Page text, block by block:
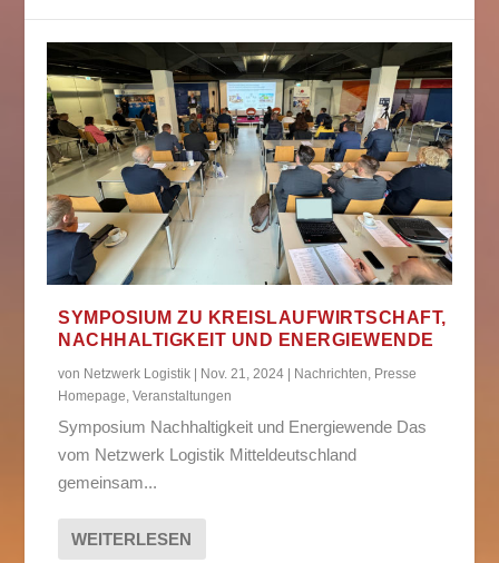
SYMPOSIUM ZU KREISLAUFWIRTSCHAFT,
NACHHALTIGKEIT UND ENERGIEWENDE
von Netzwerk Logistik Nov. 21, 2024 Nachrichten, Presse
Homepage,Veranstaltungen
Symposium Nachhaltigkeit und Energiewende Das
vom Netzwerk Logistik Mitteldeutschland
gemeinsam...
WEITERLESEN